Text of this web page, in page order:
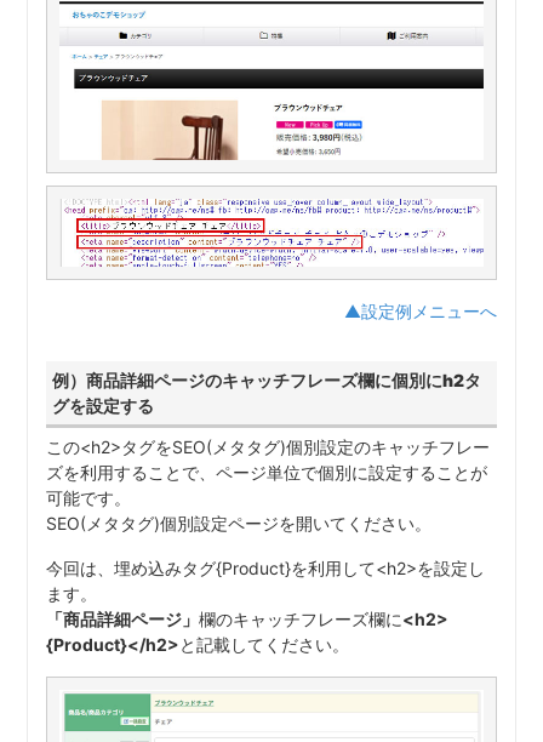
▲設定例メニューへ
例）商品詳細ページのキャッチフレーズ欄に個別にh2タ
グを設定する
この<h2>タグをSEO(メタタグ)個別設定のキャッチフレー
ズを利用することで、ページ単位で個別に設定することが
可能です。
SEO(メタタグ)個別設定ページを開いてください。
今回は、埋め込みタグ{Product}を利用して<h2>を設定し
ます。
「商品詳細ページ」 欄のキャッチフレーズ欄に<h2>
{Product}</h2>と記載してください。